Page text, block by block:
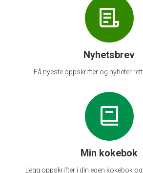
Nyhetsbrev
Få nyeste oppskrifter og nyheter
Min kokebok
Legg oppskrifter i din egen kokebok